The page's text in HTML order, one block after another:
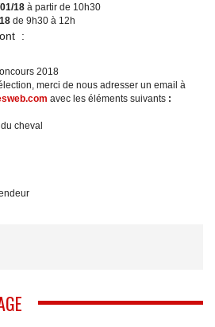
18 à partir de 10h30
de 9h30 à 12h
:
2018
merci de nous adresser un email à
avec les éléments suivants :
cheval